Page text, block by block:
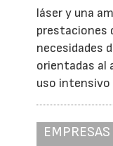
láser y una
prestaciones
necesidades
orientadas al
uso intensivo